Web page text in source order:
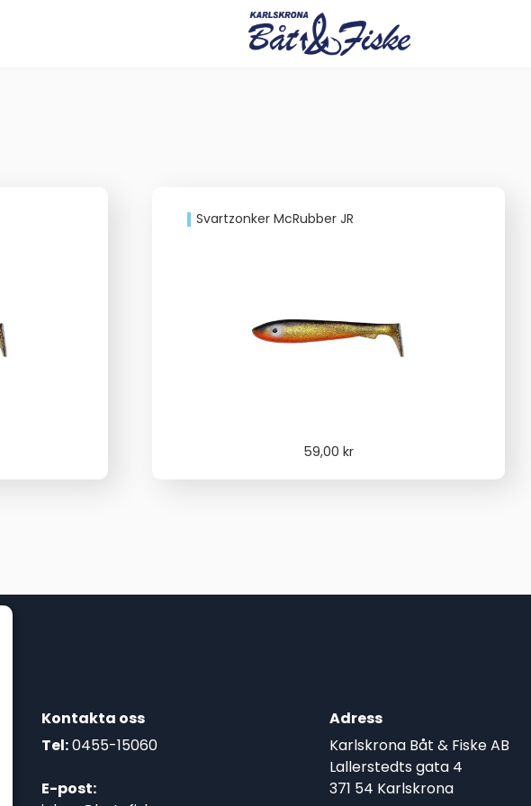
Svartzonker McRubber JR
59,00kr
Kontakta oss
Tel:0455-15060
E-post:
Adress
Karlskrona Båt & Fiske AB
Lallerstedts gata 4
371 54 Karlskrona